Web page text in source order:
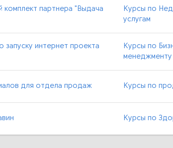
партнера "Выдача
Курсы по
услугам
интернет проекта
Курсы по
менеджменту
для отдела продаж Курсы по
Курсы по